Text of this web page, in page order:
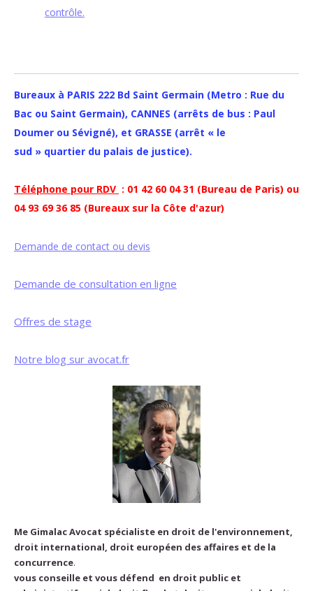
contrôle.
Bureaux à PARIS 222 Bd Saint Germain (Metro : Rue du
Bac ou Saint Germain), CANNES (arrêts de bus : Paul
Doumer ou Sévigné), et GRASSE (arrêt « le
sud » quartier du palais de justice).
Téléphone pour RDV : 01 42 60 04 31 (Bureau de Paris) ou
04 93 69 36 85 (Bureaux sur la Côte d'azur)
Demande de contact ou devis
Demande de consultation en ligne
Offres de stage
Notre blog sur avocat.fr
Me Gimalac Avocat spécialiste en droit de l'environnement,
droit international, droit européen des affaires et de la
concurrence.
vous conseille et vous défend en droit public et